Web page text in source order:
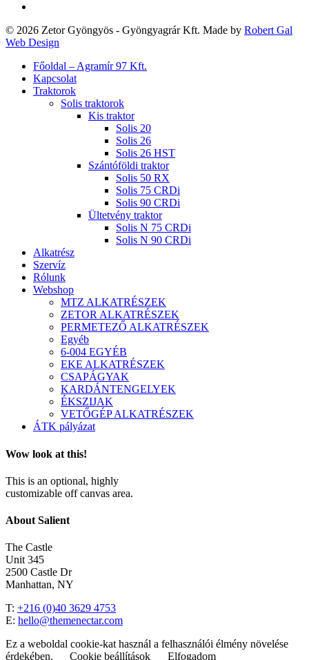
© 2026 Zetor Gyöngyös - Gyöngyagrár Kft. Made by Robert Gal
Web Design
Close
Menu
Főoldal – Agramír 97 Kft.
Kapcsolat
Traktorok
Solis traktorok
Kis traktor
Solis 20
Solis 26
Solis 26 HST
Szántóföldi traktor
Solis 50 RX
Solis 75 CRDi
Solis 90 CRDi
Ültetvény traktor
Solis N 75 CRDi
Solis N 90 CRDi
Alkatrész
Szervíz
Rólunk
Webshop
MTZ ALKATRÉSZEK
ZETOR ALKATRÉSZEK
PERMETEZŐ ALKATRÉSZEK
Egyéb
6-004 EGYÉB
EKE ALKATRÉSZEK
CSAPÁGYAK
KARDÁNTENGELYEK
ÉKSZIJAK
VETŐGÉP ALKATRÉSZEK
ÁTK pályázat
Wow look at this!
This is an optional, highly
customizable off canvas area.
About Salient
The Castle
Unit 345
2500 Castle Dr
Manhattan, NY
T: +216 (0)40 3629 4753
E: hello@themenectar.com
Ez a weboldal cookie-kat használ a felhasználói élmény növelése
érdekében.
Cookie beállítások Elfogadom